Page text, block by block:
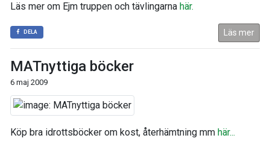
Läs mer om Ejm truppen och tävlingarna här.
DELA Läs mer
MATnyttiga böcker
6 maj 2009
Köp bra idrottsböcker om kost, återhämtning mm här...